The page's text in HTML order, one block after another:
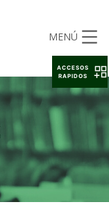
MENÚ
ACCESOS
RAPIDOS